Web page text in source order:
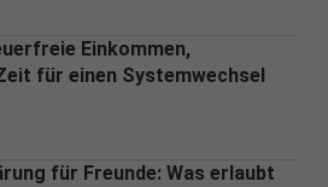
Einkommen,
für einen Systemwechsel
für Freunde: Was erlaubt